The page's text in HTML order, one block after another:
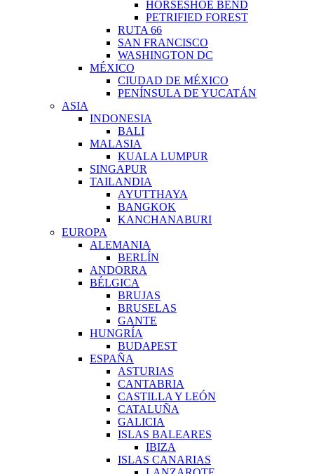
HORSESHOE BEND
PETRIFIED FOREST
RUTA 66
SAN FRANCISCO
WASHINGTON DC
MÉXICO
CIUDAD DE MÉXICO
PENÍNSULA DE YUCATÁN
ASIA
INDONESIA
BALI
MALASIA
KUALA LUMPUR
SINGAPUR
TAILANDIA
AYUTTHAYA
BANGKOK
KANCHANABURI
EUROPA
ALEMANIA
BERLÍN
ANDORRA
BÉLGICA
BRUJAS
BRUSELAS
GANTE
HUNGRÍA
BUDAPEST
ESPAÑA
ASTURIAS
CANTABRIA
CASTILLA Y LEÓN
CATALUÑA
GALICIA
ISLAS BALEARES
IBIZA
ISLAS CANARIAS